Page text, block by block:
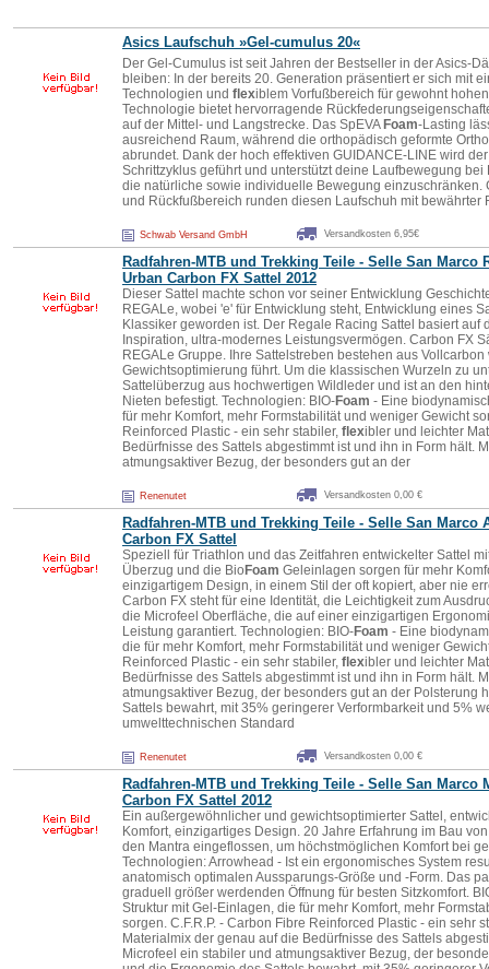
Asics Laufschuh »Gel-cumulus 20«
Der Gel-Cumulus ist seit Jahren der Bestseller in der Asics-
bleiben: In der bereits 20. Generation präsentiert er sich mit
Technologien und flexiblem Vorfußbereich für gewohnt
Technologie bietet hervorragende
auf der Mittel- und Langstrecke. Das SpEVA Foam-Lasting
ausreichend Raum, während die orthopädisch geformte
abrundet. Dank der hoch effektiven GUIDANCE-LINE wird
Schrittzyklus geführt und unterstützt deine Laufbewegung
die natürliche sowie individuelle Bewegung einzuschränken.
und Rückfußbereich runden diesen Laufschuh mit bewährter
Schwab Versand GmbH Versandkosten 6,95€
Radfahren-MTB und Trekking Teile - Selle San Marco
Urban Carbon FX Sattel 2012
Dieser Sattel machte schon vor seiner Entwicklung
REGALe, wobei 'e' für Entwicklung steht, Entwicklung eines
Klassiker geworden ist. Der Regale Racing Sattel basiert auf
Inspiration, ultra-modernes Leistungsvermögen. Carbon FX
REGALe Gruppe. Ihre Sattelstreben bestehen aus
Gewichtsoptimierung führt. Um die klassischen Wurzeln zu
Sattelüberzug aus hochwertigen Wildleder und ist an den
Nieten befestigt. Technologien: BIO-Foam - Eine
für mehr Komfort, mehr Formstabilität und weniger Gewicht
Reinforced Plastic - ein sehr stabiler, flexibler und leichter
Bedürfnisse des Sattels abgestimmt ist und ihn in Form hält.
atmungsaktiver Bezug, der besonders gut an der
Renenutet Versandkosten 0,00 €
Radfahren-MTB und Trekking Teile - Selle San Marco
Carbon FX Sattel
Speziell für Triathlon und das Zeitfahren entwickelter Sattel
Überzug und die Bio Foam Geleinlagen sorgen für mehr
einzigartigem Design, in einem Stil der oft kopiert, aber nie
Carbon FX steht für eine Identität, die Leichtigkeit zum
die Microfeel Oberfläche, die auf einer einzigartigen
Leistung garantiert. Technologien: BIO-Foam - Eine
die für mehr Komfort, mehr Formstabilität und weniger
Reinforced Plastic - ein sehr stabiler, flexibler und leichter
Bedürfnisse des Sattels abgestimmt ist und ihn in Form hält.
atmungsaktiver Bezug, der besonders gut an der Polsterung
Sattels bewahrt, mit 35% geringerer Verformbarkeit und 5%
umwelttechnischen Standard
Renenutet Versandkosten 0,00 €
Radfahren-MTB und Trekking Teile - Selle San Marco
Carbon FX Sattel 2012
Ein außergewöhnlicher und gewichtsoptimierter Sattel,
Komfort, einzigartiges Design. 20 Jahre Erfahrung im Bau
den Mantra eingeflossen, um höchstmöglichen Komfort bei
Technologien: Arrowhead - Ist ein ergonomisches System
anatomisch optimalen Aussparungs-Größe und -Form. Das
graduell größer werdenden Öffnung für besten Sitzkomfort.
Struktur mit Gel-Einlagen, die für mehr Komfort, mehr
sorgen. C.F.R.P. - Carbon Fibre Reinforced Plastic - ein sehr
Materialmix der genau auf die Bedürfnisse des Sattels
Microfeel ein stabiler und atmungsaktiver Bezug, der